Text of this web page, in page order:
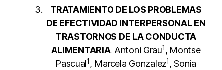
TRATAMIENTO DE LOS PROBLEMAS
DE EFECTIVIDAD INTERPERSONAL EN
TRASTORNOS DE LA CONDUCTA
ALIMENTARIA. Antoni Grau1, Montse
Pascual1, Marcela Gonzalez1, Sonia